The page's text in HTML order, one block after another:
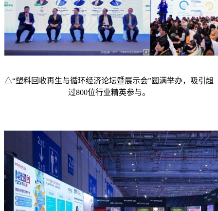
△“塑料回收再生与循环经济论坛暨展示会”圆满举办，吸引超
过800位行业精英参与。